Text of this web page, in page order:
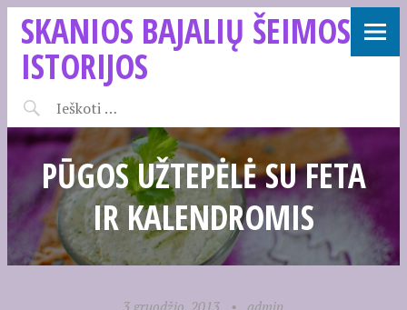
SKANIOS BAJALIŲ ŠEIMOS
ISTORIJOS
PŪGOS UŽTEPĖLĖ SU FETA
IR KALENDROMIS
3 gruodžio, 2013 • admin